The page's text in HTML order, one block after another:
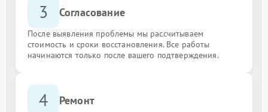
3 Согласование
После выявления проблемы мы рассчитываем
стоимость и сроки восстановления. Все работы
начинаются только после вашего подтверждения.
4 Ремонт